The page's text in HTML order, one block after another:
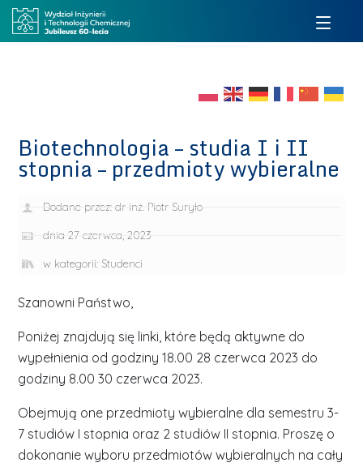
Biotechnologia – studia I i II
stopnia – przedmioty wybieralne
Dodane przez: dr inż. Piotr Suryło
dnia 27 czerwca, 2023
w kategorii: Studenci
Szanowni Państwo,
Poniżej znajdują się linki, które będą aktywne do
wypełnienia od godziny 18.00 28 czerwca 2023 do
godziny 8.00 30 czerwca 2023.
Obejmują one przedmioty wybieralne dla semestru 3-
7 studiów I stopnia oraz 2 studiów II stopnia. Proszę o
dokonanie wyboru przedmiotów wybieralnych na cały